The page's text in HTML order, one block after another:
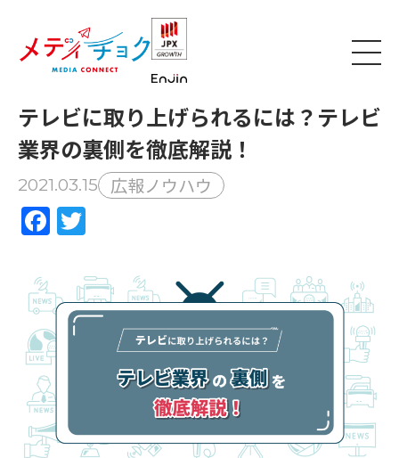
テレビに取り上げられるには？テレビ
業界の裏側を徹底解説！
2021.03.15 広報ノウハウ
Facebook